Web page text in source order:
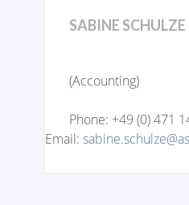
SABINE SCHULZE
(Accounting)
Phone: +49 (0) 471
Email: